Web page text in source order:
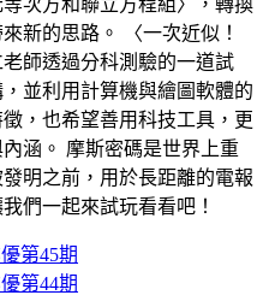
次方和聯立方程組〉，轉換
新的思路。 〈一次近似！
師透過分科測驗的一道試
並利用計算機與繪圖軟體的
，也希望善用科技工具，更
涵。 摩斯密碼是世界上重
明之前，用於長距離的電報
們一起來試玩看看吧！
第45期
第44期